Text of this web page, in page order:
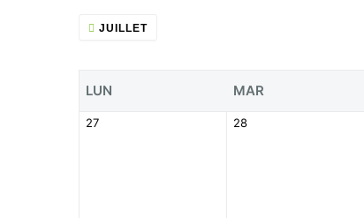
JUILLET
LUN MAR
27 28